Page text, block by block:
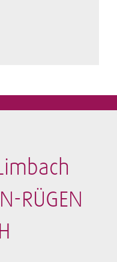
RÜGEN